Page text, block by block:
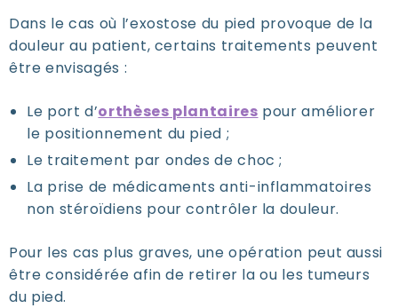
Dans le cas où l’exostose du pied provoque de la
douleur au patient, certains traitements peuvent
être envisagés :
Le port d’orthèses plantaires pour améliorer
le positionnement du pied ;
Le traitement par ondes de choc ;
La prise de médicaments anti-inflammatoires
non stéroïdiens pour contrôler la douleur.
Pour les cas plus graves, une opération peut aussi
être considérée afin de retirer la ou les tumeurs
du pied.